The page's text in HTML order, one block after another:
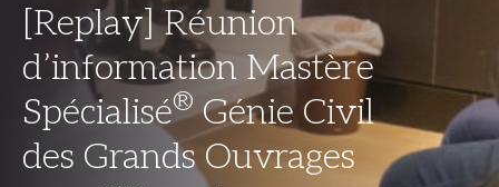
[Replay] Réunion
d’information Mastère
Spécialisé®Génie Civil
des Grands Ouvrages